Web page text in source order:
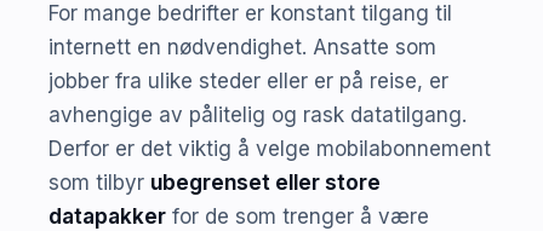
For mange bedrifter er konstant tilgang til
internett en nødvendighet. Ansatte som
jobber fra ulike steder eller er på reise, er
avhengige av pålitelig og rask datatilgang.
Derfor er det viktig å velge mobilabonnement
som tilbyr ubegrenset eller store
datapakker for de som trenger å være